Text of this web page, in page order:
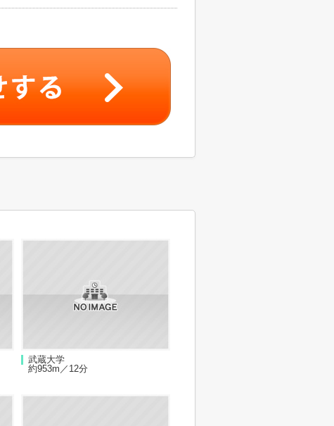
武蔵大学
約953m／12分